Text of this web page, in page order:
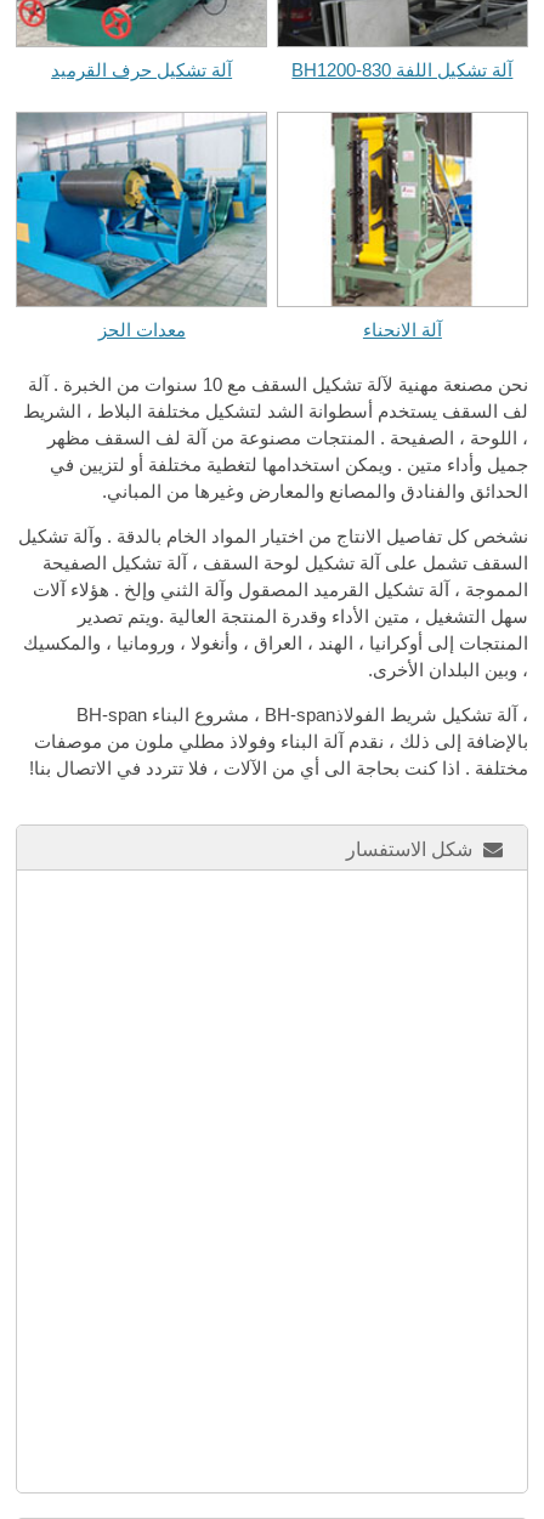
آلة تشكيل اللفة BH1200-830 آلة تشكيل حرف القرميد
آلة الانحناء معدات الحز
نحن مصنعة مهنية لآلة تشكيل السقف مع 10 سنوات من الخبرة . آلة
لف السقف يستخدم أسطوانة الشد لتشكيل مختلفة البلاط ، الشريط
، اللوحة ، الصفيحة . المنتجات مصنوعة من آلة لف السقف مظهر
جميل وأداء متين . ويمكن استخدامها لتغطية مختلفة أو لتزيين في
الحدائق والفنادق والمصانع والمعارض وغيرها من المباني.
نشخص كل تفاصيل الانتاج من اختيار المواد الخام بالدقة . وآلة تشكيل
السقف تشمل على آلة تشكيل لوحة السقف ، آلة تشكيل الصفيحة
المموجة ، آلة تشكيل القرميد المصقول وآلة الثني وإلخ . هؤلاء آلات
سهل التشغيل ، متين الأداء وقدرة المنتجة العالية .ويتم تصدير
المنتجات إلى أوكرانيا ، الهند ، العراق ، وأنغولا ، ورومانيا ، والمكسيك
، وبين البلدان الأخرى.
، آلة تشكيل شريط الفولاذBH-span ، مشروع البناء BH-span
بالإضافة إلى ذلك ، نقدم آلة البناء وفولاذ مطلي ملون من موصفات
مختلفة . اذا كنت بحاجة الى أي من الآلات ، فلا تتردد في الاتصال بنا!
شكل الاستفسار